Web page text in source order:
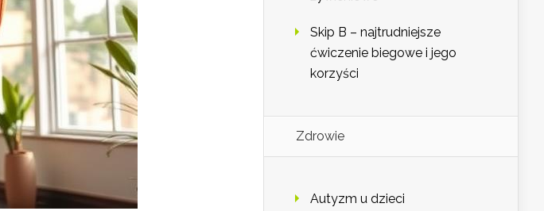
Skip B – najtrudniejsze
ćwiczenie biegowe i jego
korzyści
Zdrowie
Autyzm u dzieci